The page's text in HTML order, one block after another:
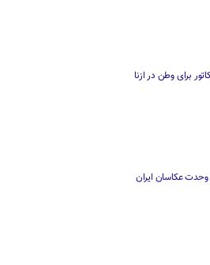
برای وطن در ازنا
عکاسان ایران